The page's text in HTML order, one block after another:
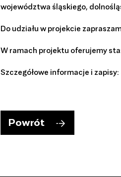
województwa śląskiego,
Do udziału w projekcie
W ramach projektu oferujemy
Szczegółowe informacje i
Powrót